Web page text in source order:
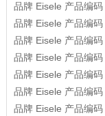
品牌 Eisele 产品编码
品牌 Eisele 产品编码
品牌 Eisele 产品编码
品牌 Eisele 产品编码
品牌 Eisele 产品编码
品牌 Eisele 产品编码
品牌 Eisele 产品编码